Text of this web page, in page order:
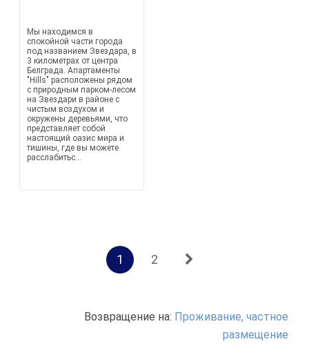
Мы находимся в
спокойной части города
под названием Звездара, в
3 километрах от центра
Белграда. Апартаменты
"Hills" расположены рядом
с природным парком-лесом
на Звездари в районе с
чистым воздухом и
окружены деревьями, что
представляет собой
настоящий оазис мира и
тишины, где вы можете
расслабитьс...
1 2
Возвращение на: Проживание, частное
размещение